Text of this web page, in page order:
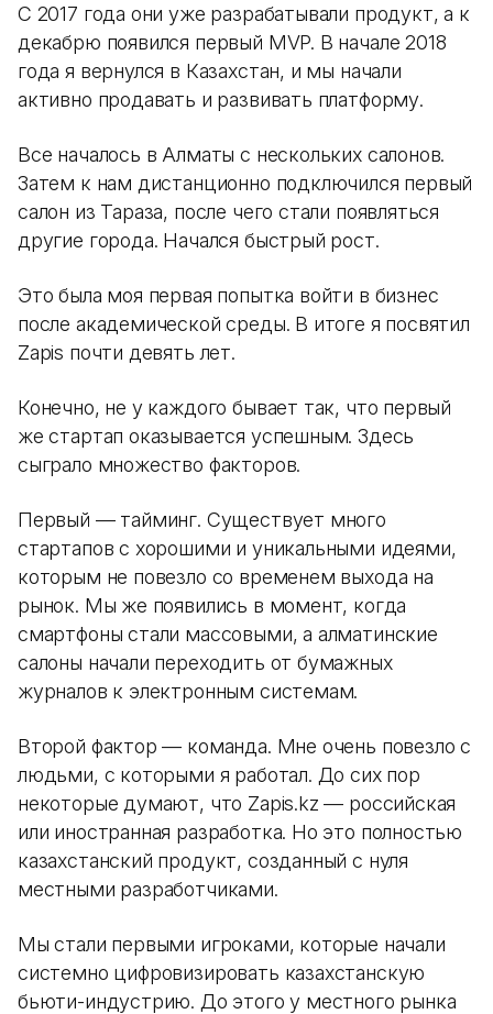
С 2017 года они уже разрабатывали продукт, а к
декабрю появился первый MVP. В начале 2018
года я вернулся в Казахстан, и мы начали
активно продавать и развивать платформу.
Все началось в Алматы с нескольких салонов.
Затем к нам дистанционно подключился первый
салон из Тараза, после чего стали появляться
другие города. Начался быстрый рост.
Это была моя первая попытка войти в бизнес
после академической среды. В итоге я посвятил
Zapis почти девять лет.
Конечно, не у каждого бывает так, что первый
же стартап оказывается успешным. Здесь
сыграло множество факторов.
Первый — тайминг. Существует много
стартапов с хорошими и уникальными идеями,
которым не повезло со временем выхода на
рынок. Мы же появились в момент, когда
смартфоны стали массовыми, а алматинские
салоны начали переходить от бумажных
журналов к электронным системам.
Второй фактор — команда. Мне очень повезло с
людьми, с которыми я работал. До сих пор
некоторые думают, что Zapis.kz — российская
или иностранная разработка. Но это полностью
казахстанский продукт, созданный с нуля
местными разработчиками.
Мы стали первыми игроками, которые начали
системно цифровизировать казахстанскую
бьюти-индустрию. До этого у местного рынка